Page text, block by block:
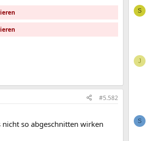
#5.582
so abgeschnitten wirken
S
J
S